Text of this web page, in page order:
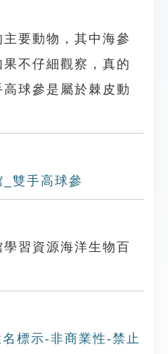
要動物，其中海參
不仔細觀察，真的
球參是屬於棘皮動
_雙手高球參
習資源海洋生物百
標示-非商業性-禁止